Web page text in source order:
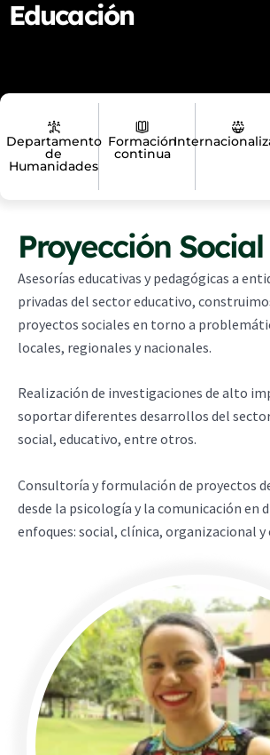
Educación
Departamento
de
Humanidades
Formación
continua
Proyección Social
Asesorías educativas y pedagógicas a
privadas del sector educativo,
proyectos sociales en torno a
locales, regionales y nacionales.
Realización de investigaciones de alto
soportar diferentes desarrollos del
social, educativo, entre otros.
Consultoría y formulación de proyectos
desde la psicología y la comunicación en
enfoques: social, clínica, organizacional y